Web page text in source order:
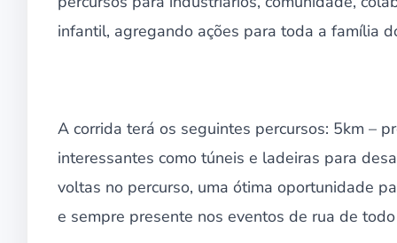
infantil, agregando ações para toda a família
A corrida terá os seguintes percursos: 5km –
interessantes como túneis e ladeiras para
voltas no percurso, uma ótima oportunidade
e sempre presente nos eventos de rua de